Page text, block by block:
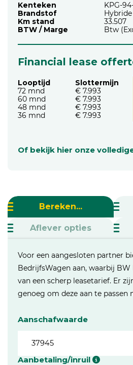
Kenteken
KPG-
Brandstof
Hybride
Km stand
33.507
BTW / Marge
Btw
Financial lease
Looptijd
72 mnd
60 mnd
48 mnd
36 mnd
Slottermijn
€ 7.993
€ 7.993
€ 7.993
€ 7.993
Of bekijk hier onze
Bereken...
Aflever opties
Voor een aangesloten partner
BedrijfsWagen aan, waarbij BW
van een scherp leasetarief. Er
genoeg om deze aan te passen
Aanschafwaarde
Aanbetaling/inruil